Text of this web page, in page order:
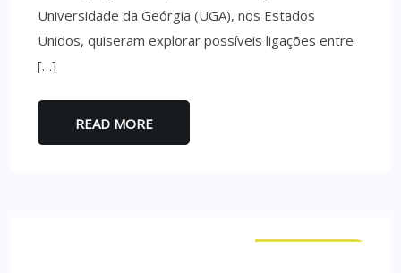
Universidade da Geórgia (UGA), nos Estados
Unidos, quiseram explorar possíveis ligações entre
[…]
READ MORE